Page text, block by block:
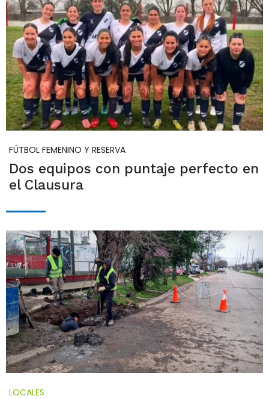
FÚTBOL FEMENINO Y RESERVA
Dos equipos con puntaje perfecto en
el Clausura
LOCALES